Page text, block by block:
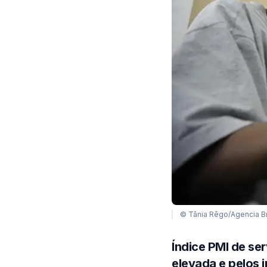
© Tânia Rêgo/Agencia
Índice PMI de
elevada e pelos